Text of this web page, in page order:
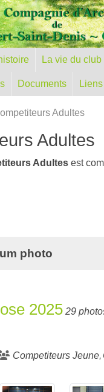
La vie du club
Documents
Adultes
Adultes
Adultes est
photo
2025 29
Competiteurs Jeune
des cookies